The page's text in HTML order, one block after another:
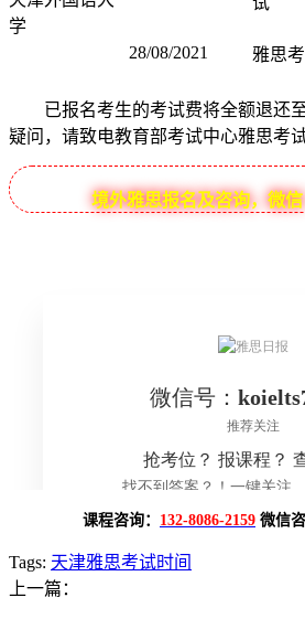
学
28/08/2021 雅思
已报名考生的考试费将全额退还至
疑问，请致电教育部考试中心雅思考
境外雅思报名及咨询，微信
课程咨询： 132-8086-2159 微信咨
Tags: 天津雅思考试时间
上一篇：